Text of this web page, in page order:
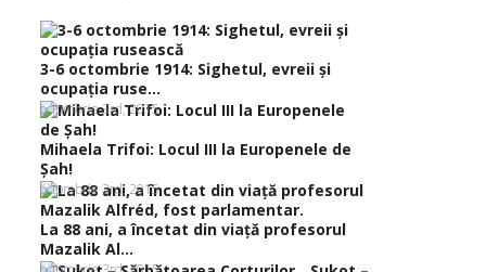
3-6 octombrie 1914: Sighetul, evreii şi
ocupaţia ruse...
octombrie 3rd, 2015
Mihaela Trifoi: Locul III la Europenele de
Şah!
octombrie 3rd, 2015
La 88 ani, a încetat din viaţă profesorul
Mazalik Al...